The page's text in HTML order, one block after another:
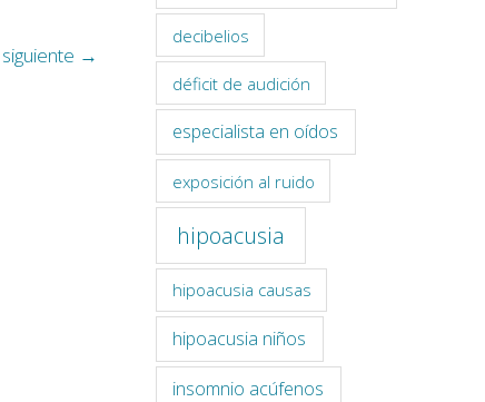
→
decibelios
déficit de audición
especialista en oídos
exposición al ruido
hipoacusia
hipoacusia causas
hipoacusia niños
insomnio acúfenos